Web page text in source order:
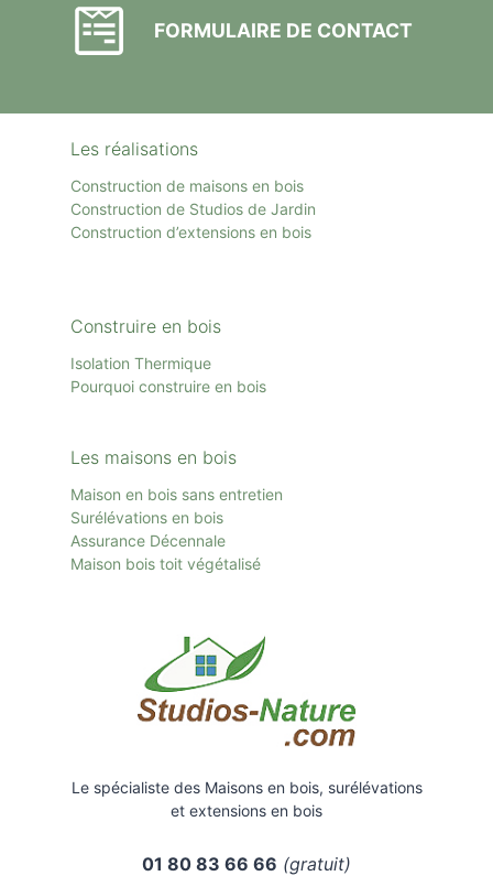
FORMULAIRE DE CONTACT
Les réalisations
Construction de maisons en bois
Construction de Studios de Jardin
Construction d’extensions en bois
Construire en bois
Isolation Thermique
Pourquoi construire en bois
Les maisons en bois
Maison en bois sans entretien
Surélévations en bois
Assurance Décennale
Maison bois toit végétalisé
Le spécialiste des Maisons en bois, surélévations
et extensions en bois
01 80 83 66 66 (gratuit)